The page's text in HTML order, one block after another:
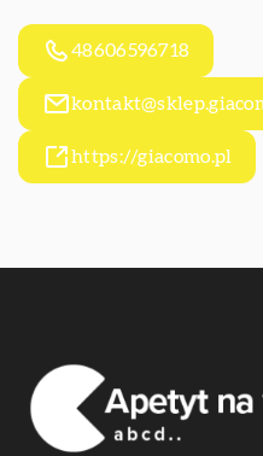
48606596718
https://giacomo.pl